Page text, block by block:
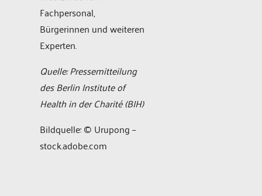
Fachpersonal,
Bürgerinnen und weiteren
Experten.
Quelle: Pressemitteilung
des Berlin Institute of
Health in der Charité (BIH)
Bildquelle: © Urupong –
stock.adobe.com